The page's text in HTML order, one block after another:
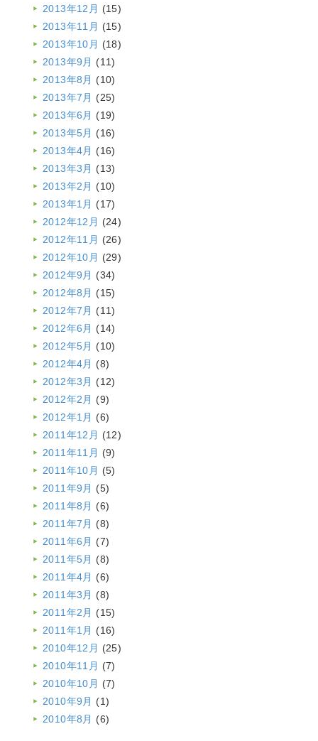
2013年12月 (15)
2013年11月 (15)
2013年10月 (18)
2013年9月 (11)
2013年8月 (10)
2013年7月 (25)
2013年6月 (19)
2013年5月 (16)
2013年4月 (16)
2013年3月 (13)
2013年2月 (10)
2013年1月 (17)
2012年12月 (24)
2012年11月 (26)
2012年10月 (29)
2012年9月 (34)
2012年8月 (15)
2012年7月 (11)
2012年6月 (14)
2012年5月 (10)
2012年4月 (8)
2012年3月 (12)
2012年2月 (9)
2012年1月 (6)
2011年12月 (12)
2011年11月 (9)
2011年10月 (5)
2011年9月 (5)
2011年8月 (6)
2011年7月 (8)
2011年6月 (7)
2011年5月 (8)
2011年4月 (6)
2011年3月 (8)
2011年2月 (15)
2011年1月 (16)
2010年12月 (25)
2010年11月 (7)
2010年10月 (7)
2010年9月 (1)
2010年8月 (6)